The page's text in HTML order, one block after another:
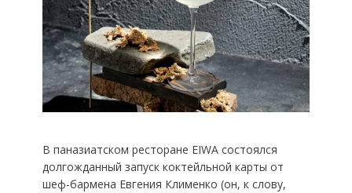
В паназиатском ресторане EIWA состоялся
долгожданный запуск коктейльной карты от
шеф-бармена Евгения Клименко (он, к слову,